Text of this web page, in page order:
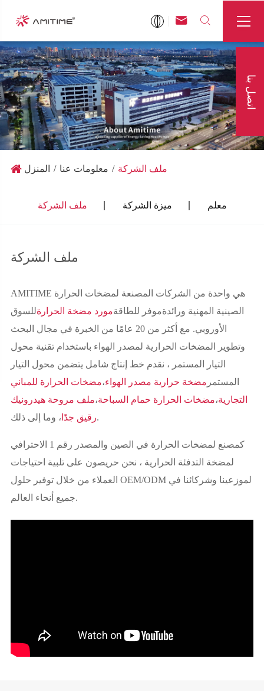
 

المنزل معلومات عنا ملف الشركة
ملف الشركة ميزة الشركة معلم
ملف الشركة
AMITIME هي واحدة من الشركات المصنعة لمضخات الحرارة
الصينية المهنية ورائدةموفر للطاقةمورد مضخة الحرارةللسوق
الأوروبي. مع أكثر من 20 عامًا من الخبرة في مجال البحث
وتطوير المضخات الحرارية لمصدر الهواء باستخدام تقنية محول
التيار المستمر ، نقدم خط إنتاج شامل يتضمن محول التيار
المستمر مضخة حرارية مصدر الهواء،مضخات الحرارة للمباني
التجارية،مضخات الحرارة حمام السباحة،ملف مروحة هيدرونيك
رقيق جدًا، وما إلى ذلك.
كمصنع لمضخات الحرارة في الصين والمصدر رقم 1 الاحترافي
لمضخة التدفئة الحرارية ، نحن حريصون على تلبية احتياجات
العملاء من خلال توفير حلول OEM/ODM لموزعينا وشركائنا في
جميع أنحاء العالم.
اتصل بنا